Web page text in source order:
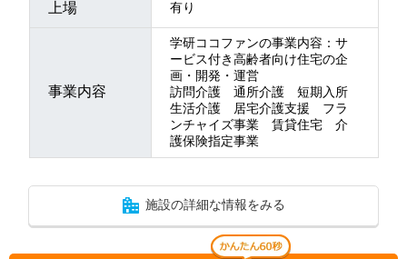
上場 有り
事業内容
学研ココファンの事業内容：サ
ービス付き高齢者向け住宅の企
画・開発・運営
訪問介護 通所介護 短期入所
生活介護 居宅介護支援 フラ
ンチャイズ事業 賃貸住宅 介
護保険指定事業
施設の詳細な情報をみる